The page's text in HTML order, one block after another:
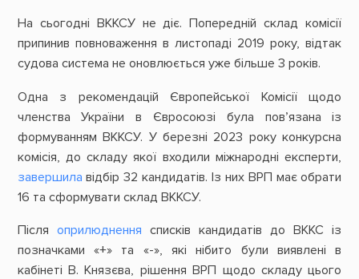
На сьогодні ВККСУ не діє. Попередній склад комісії
припинив повноваження в листопаді 2019 року, відтак
судова система не оновлюється уже більше 3 років.
Одна з рекомендацій Європейської Комісії щодо
членства України в Євросоюзі була пов’язана із
формуванням ВККСУ. У березні 2023 року конкурсна
комісія, до складу якої входили міжнародні експерти,
завершила відбір 32 кандидатів. Із них ВРП має обрати
16 та сформувати склад ВККСУ.
Після оприлюднення списків кандидатів до ВККС із
позначками «+» та «-», які нібито були виявлені в
кабінеті В. Князєва, рішення ВРП щодо складу цього